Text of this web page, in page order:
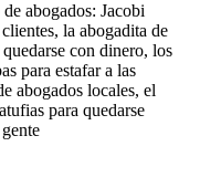
abogados: Jacobi
la abogadita de
con dinero, los
para estafar a las
abogados locales, el
para quedarse